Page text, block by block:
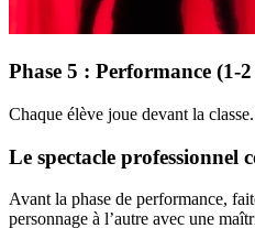
Phase 5 : Performance (1-2
Chaque élève joue devant la
Le spectacle professionnel
Avant la phase de performance,
personnage à l’autre avec une